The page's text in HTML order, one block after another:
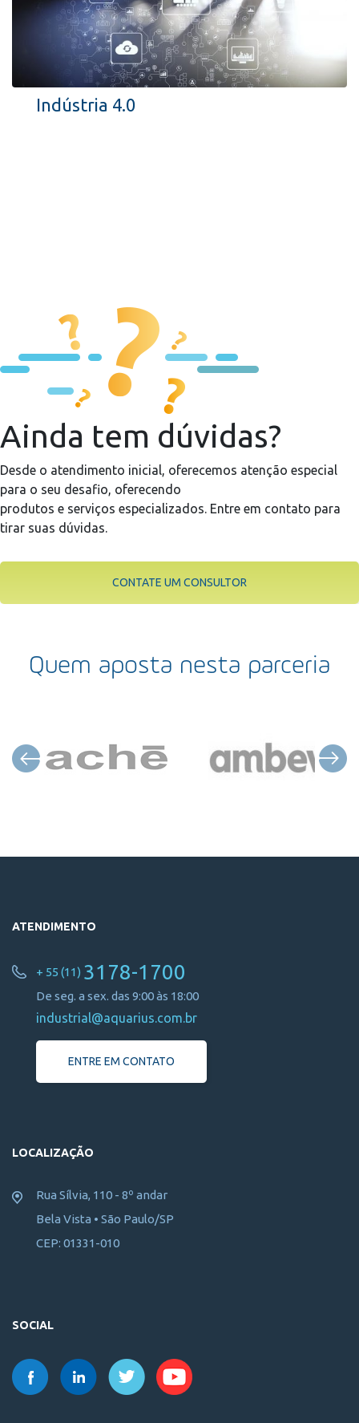
Indústria 4.0
Ainda tem dúvidas?
Desde o atendimento inicial, oferecemos atenção especial
para o seu desafio, oferecendo
produtos e serviços especializados. Entre em contato para
tirar suas dúvidas.
CONTATE UM CONSULTOR
Quem aposta nesta parceria
ATENDIMENTO
+ 55 (11) 3178-1700
De seg. a sex. das 9:00 às 18:00
industrial@aquarius.com.br
ENTRE EM CONTATO
LOCALIZAÇÃO
Rua Sílvia, 110 - 8º andar
Bela Vista • São Paulo/SP
CEP: 01331-010
SOCIAL